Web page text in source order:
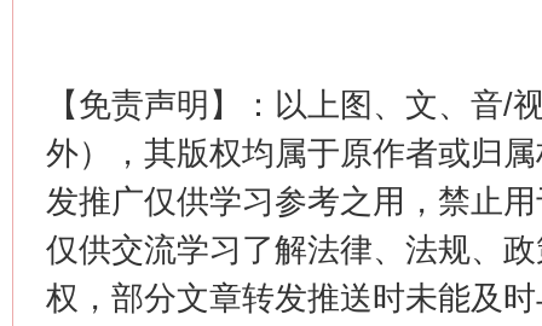
【免责声明】：以上图、文、音/
外），其版权均属于原作者或归
发推广仅供学习参考之用，禁止
仅供交流学习了解法律、法规、
权，部分文章转发推送时未能及